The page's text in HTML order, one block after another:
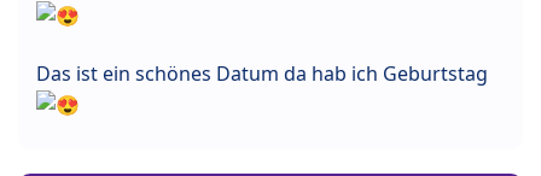
Das ist ein schönes Datum da hab ich Geburtstag